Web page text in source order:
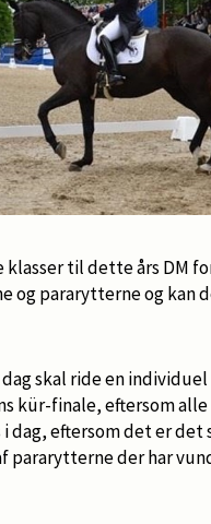
klasser til dette års DM
og pararytterne og
skal ride en
kür-finale, eftersom
dag, eftersom det er
pararytterne der har